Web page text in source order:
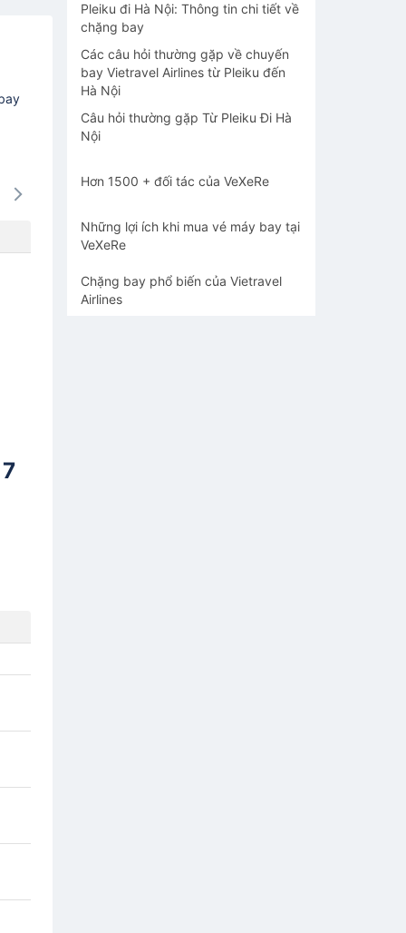
15/08
16/08
Pleiku đi Hà Nội: Thông tin chi tiết về
chặng bay
Các câu hỏi thường gặp về chuyến
bay Vietravel Airlines từ Pleiku đến
Hà Nội
Câu hỏi thường gặp Từ Pleiku Đi Hà
Nội
Hơn 1500 + đối tác của VeXeRe
Những lợi ích khi mua vé máy bay tại
VeXeRe
Chặng bay phổ biến của Vietravel
Airlines